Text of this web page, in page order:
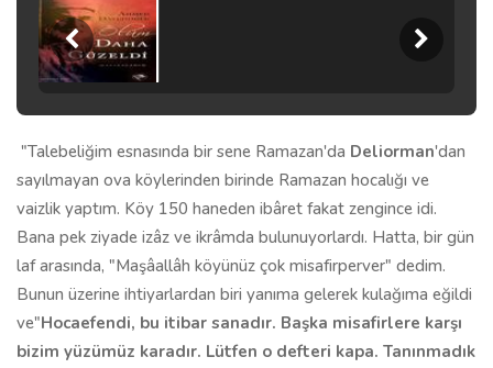
"Talebeliğim esnasında bir sene Ramazan'da Deliorman'dan
sayılmayan ova köylerinden birinde Ramazan hocalığı ve
vaizlik yaptım. Köy 150 haneden ibâret fakat zengince idi.
Bana pek ziyade izâz ve ikrâmda bulunuyorlardı. Hatta, bir gün
laf arasında, "Maşâallâh köyünüz çok misafirperver" dedim.
Bunun üzerine ihtiyarlardan biri yanıma gelerek kulağıma eğildi
ve"Hocaefendi, bu itibar sanadır. Başka misafirlere karşı
bizim yüzümüz karadır. Lütfen o defteri kapa. Tanınmadık